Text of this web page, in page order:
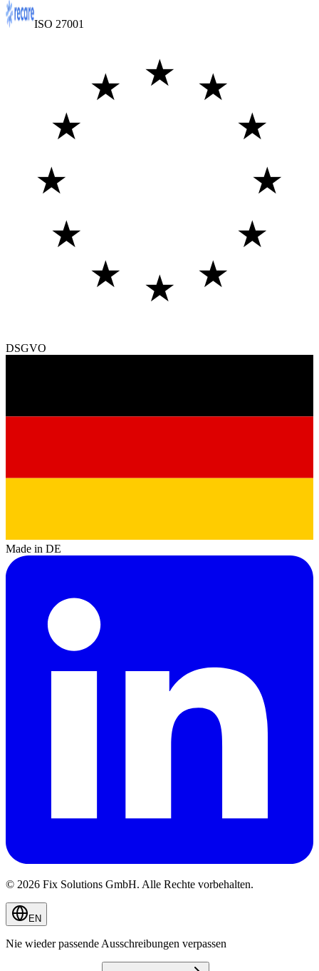
ISO 27001
★ ★
★
★
★
★
★
★
★
★
★
★
DSGVO
Made in DE
© 2026 Fix Solutions GmbH. Alle Rechte vorbehalten.
EN
Nie wieder passende Ausschreibungen verpassen